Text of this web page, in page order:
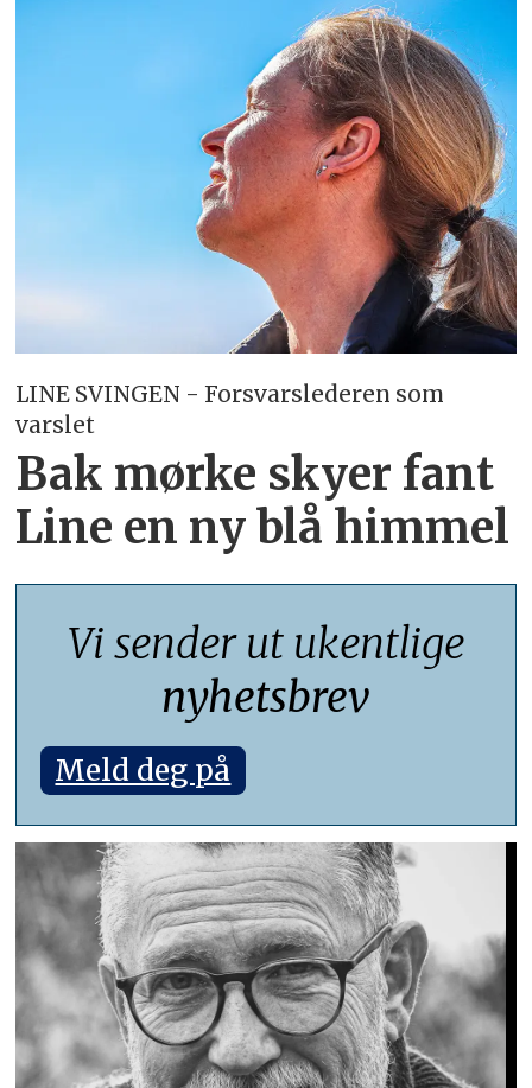
LINE SVINGEN - Forsvarslederen som
varslet
Bak mørke skyer fant
Line en ny blå himmel
Vi sender ut ukentlige
nyhetsbrev
Meld deg på